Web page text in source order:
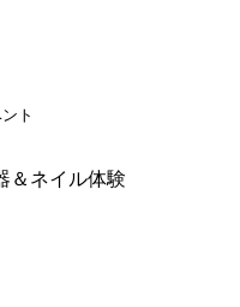
ト
＆ネイル体験